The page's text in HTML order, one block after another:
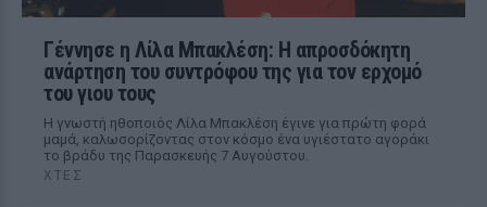
Γέννησε η Λίλα Μπακλέση: Η απροσδόκητη
ανάρτηση του συντρόφου της για τον ερχομό
του γιου τους
Η γνωστή ηθοποιός Λίλα Μπακλέση έγινε για πρώτη φορά
μαμά, καλωσορίζοντας στον κόσμο ένα υγιέστατο αγοράκι
το βράδυ της Παρασκευής 7 Αυγούστου.
ΧΤΕΣ